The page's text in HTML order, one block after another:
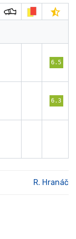
6.5
6.3
R. Hranáč